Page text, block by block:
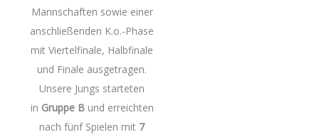
Mannschaften sowie einer
anschließenden K.o.-Phase
mit Viertelfinale, Halbfinale
und Finale ausgetragen.
Unsere Jungs starteten
in Gruppe Bund erreichten
nach fünf Spielen mit 7